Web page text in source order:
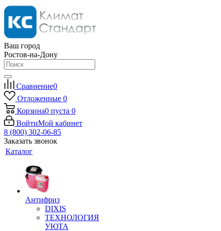
Ваш город
Ростов-на-Дону
Сравнение0
Отложенные 0
Корзина0 пуста 0
ВойтиМой кабинет
8 (800) 302-06-85
Заказать звонок
Каталог
Антифриз
DIXIS
ТЕХНОЛОГИЯ
УЮТА